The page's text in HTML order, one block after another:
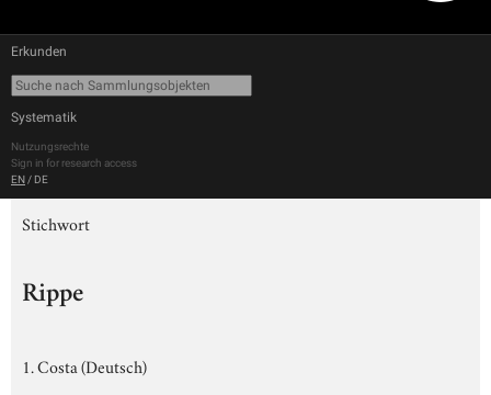
Erkunden
Systematik
Nutzungsrechte
Sign in for research access
EN / DE
Stichwort
Rippe
1. Costa (Deutsch)